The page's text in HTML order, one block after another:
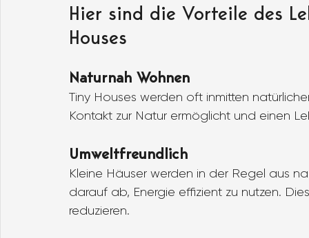
Hier sind die Vorteile des
Houses
Naturnah Wohnen
Tiny Houses werden oft inmitten
Kontakt zur Natur ermöglicht und einen
Umweltfreundlich
Kleine Häuser werden in der Regel aus
darauf ab, Energie effizient zu nutzen.
reduzieren.